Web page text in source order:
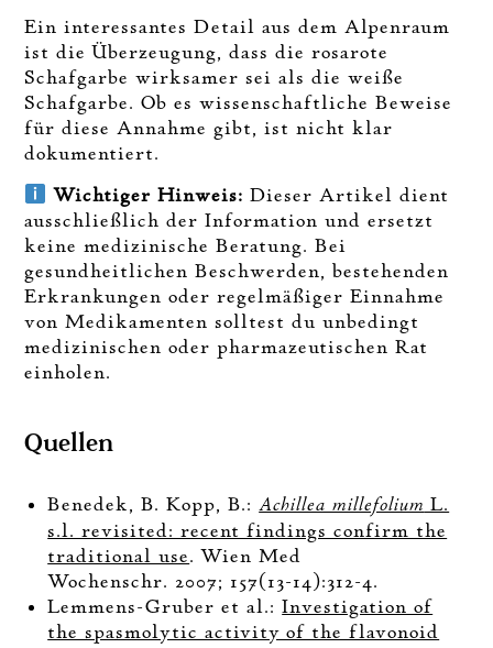
Ein interessantes Detail aus dem Alpenraum
ist die Überzeugung, dass die rosarote
Schafgarbe wirksamer sei als die weiße
Schafgarbe. Ob es wissenschaftliche Beweise
für diese Annahme gibt, ist nicht klar
dokumentiert.
Wichtiger Hinweis: Dieser Artikel dient
ausschließlich der Information und ersetzt
keine medizinische Beratung. Bei
gesundheitlichen Beschwerden, bestehenden
Erkrankungen oder regelmäßiger Einnahme
von Medikamenten solltest du unbedingt
medizinischen oder pharmazeutischen Rat
einholen.
Quellen
Benedek, B. Kopp, B.:Achillea millefolium L.
s.l. revisited: recent findings confirm the
traditional use. Wien Med
Wochenschr. 2007; 157(13-14):312-4.
Lemmens-Gruber et al.:Investigation of
the spasmolytic activity of the flavonoid